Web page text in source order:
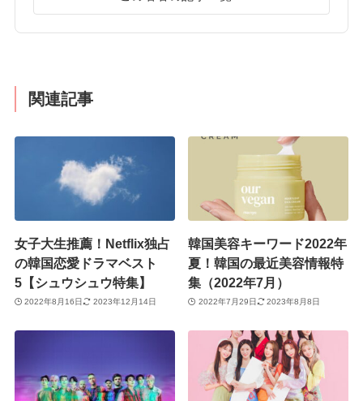
関連記事
女子大生推薦！Netflix独占
の韓国恋愛ドラマベスト
5【シュウシュウ特集】
2022年8月16日 2023年12月14日
韓国美容キーワード2022年
夏！韓国の最近美容情報特
集（2022年7月）
2022年7月29日 2023年8月8日